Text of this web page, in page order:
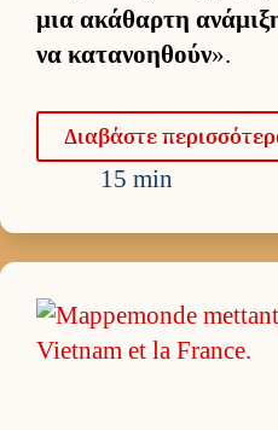
μια ακάθαρτη
να κατανοη­θούν».
Δια­βάστε
15 min